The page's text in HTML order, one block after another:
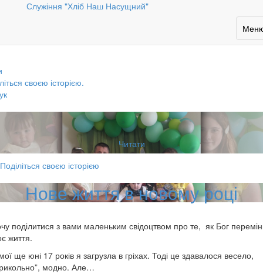
Служіння "Хліб Наш Насущний"
своєю історією.
Читати
Поділіться своєю історією
Нове життя в новому році
поділитися з вами маленьким свідоцтвом про те, як Бог
життя.
ще юні 17 років я загрузла в гріхах. Тоді це здавалося весело,
модно. Але…